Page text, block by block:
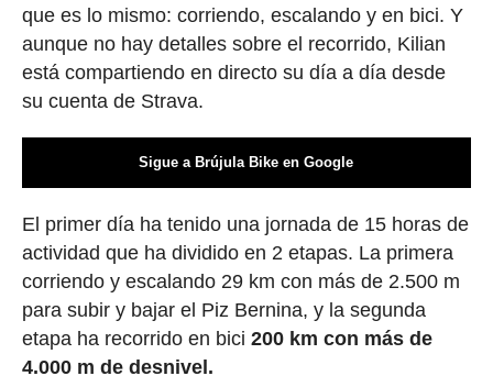
que es lo mismo: corriendo, escalando y en bici. Y
aunque no hay detalles sobre el recorrido, Kilian
está compartiendo en directo su día a día desde
su cuenta de Strava.
Sigue a Brújula Bike en Google
El primer día ha tenido una jornada de 15 horas de
actividad que ha dividido en 2 etapas. La primera
corriendo y escalando 29 km con más de 2.500 m
para subir y bajar el Piz Bernina, y la segunda
etapa ha recorrido en bici 200 km con más de
4.000 m de desnivel.